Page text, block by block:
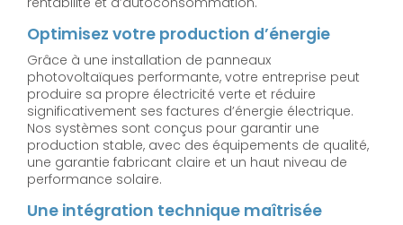
Optimisez votre production d’énergie
Grâce à une installation de panneaux
photovoltaïques performante, votre entreprise peut
produire sa propre électricité verte et réduire
significativement ses factures d’énergie électrique.
Nos systèmes sont conçus pour garantir une
production stable, avec des équipements de qualité,
une garantie fabricant claire et un haut niveau de
performance solaire.
Une intégration technique maîtrisée